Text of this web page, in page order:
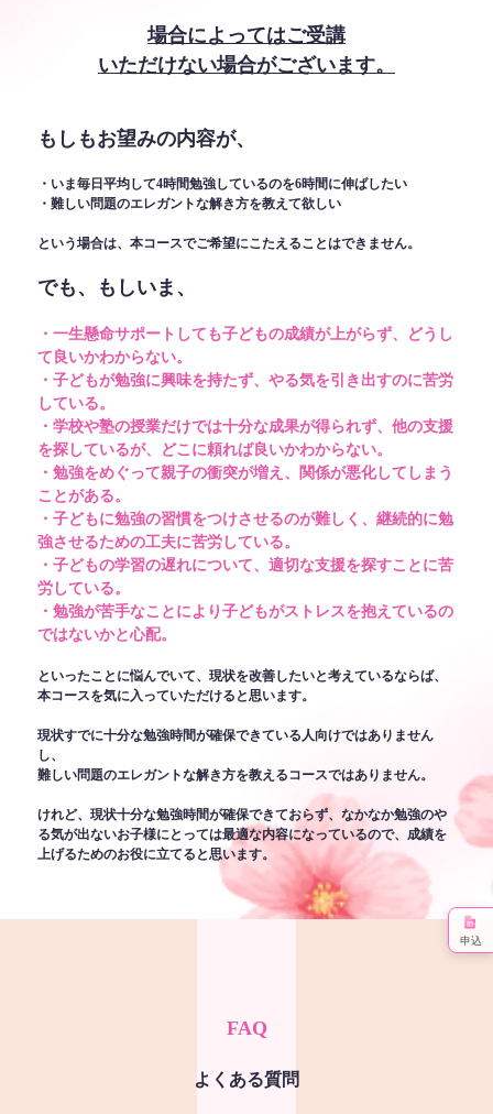
場合によってはご受講
いただけない場合がございます。
もしもお望みの内容が、
・いま毎日平均して4時間勉強しているのを6時間に伸ばしたい
・難しい問題のエレガントな解き方を教えて欲しい
という場合は、本コースでご希望にこたえることはできません。
でも、もしいま、
・一生懸命サポートしても子どもの成績が上がらず、どうし
て良いかわからない。
・子どもが勉強に興味を持たず、やる気を引き出すのに苦労
している。
・学校や塾の授業だけでは十分な成果が得られず、他の支援
を探しているが、どこに頼れば良いかわからない。
・勉強をめぐって親子の衝突が増え、関係が悪化してしまう
ことがある。
・子どもに勉強の習慣をつけさせるのが難しく、継続的に勉
強させるための工夫に苦労している。
・子どもの学習の遅れについて、適切な支援を探すことに苦
労している。
・勉強が苦手なことにより子どもがストレスを抱えているの
ではないかと心配。
といったことに悩んでいて、現状を改善したいと考えているならば、
本コースを気に入っていただけると思います。
現状すでに十分な勉強時間が確保できている人向けではありません
し、
難しい問題のエレガントな解き方を教えるコースではありません。
けれど、現状十分な勉強時間が確保できておらず、なかなか勉強のや
る気が出ないお子様にとっては最適な内容になっているので、成績を
上げるためのお役に立てると思います。
FAQ
よくある質問
申込